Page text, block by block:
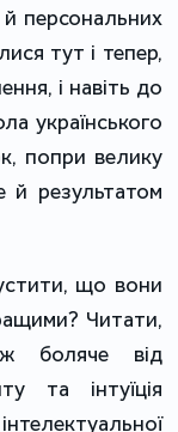
персональних
тут і тепер,
і навіть до
українського
попри велику
й результатом
що вони
Читати,
боляче від
та інтуїція